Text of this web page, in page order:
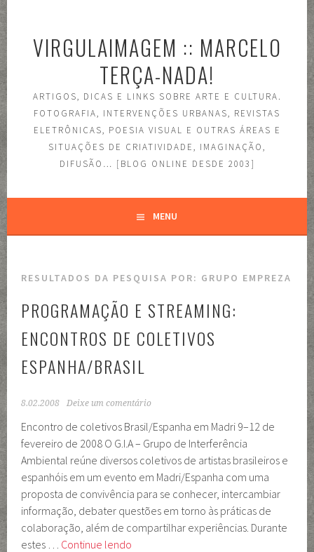
o
conteúdoVIRGULAIMAGEM :: MARCELO
TERÇA-NADA!
ARTIGOS, DICAS E LINKS SOBRE ARTE E CULTURA.
FOTOGRAFIA, INTERVENÇÕES URBANAS, REVISTAS
ELETRÔNICAS, POESIA VISUAL E OUTRAS ÁREAS E
SITUAÇÕES DE CRIATIVIDADE, IMAGINAÇÃO,
DIFUSÃO… [BLOG ONLINE DESDE 2003]
MENU
RESULTADOS DA PESQUISA POR: GRUPO EMPREZA
PROGRAMAÇÃO E STREAMING:
ENCONTROS DE COLETIVOS
ESPANHA/BRASIL
8.02.2008 Deixe um comentário
Encontro de coletivos Brasil/Espanha em Madri 9–12 de
fevereiro de 2008 O G.I.A – Grupo de Interferência
Ambiental reúne diversos coletivos de artistas brasileiros e
espanhóis em um evento em Madri/Espanha com uma
proposta de convivência para se conhecer, intercambiar
informação, debater questões em torno às práticas de
colaboração, além de compartilhar experiências. Durante
estes … Continue lendo